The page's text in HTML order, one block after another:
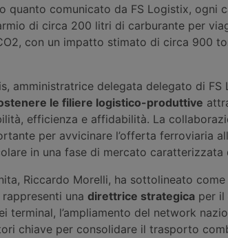
quanto comunicato da FS Logistix, ogni
di circa 200 litri di carburante per
con un impatto stimato di circa 900
amministratrice delegata delegato di FS
le filiere logistico-produttive
efficienza e affidabilità. La
per avvicinare l’offerta ferroviaria
in una fase di mercato caratterizzata
Riccardo Morelli, ha sottolineato
una direttrice strategica per il
terminal, l’ampliamento del network
chiave per consolidare il trasporto